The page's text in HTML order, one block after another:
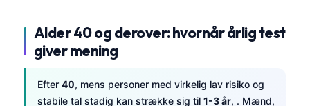
Alder 40 og derover: hvornår årlig test
giver mening
Efter 40, mens personer med virkelig lav risiko og
stabile tal stadig kan strække sig til 1-3 år, . Mænd,